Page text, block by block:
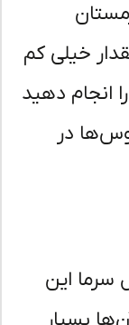
خیلی کم
دهید
در
این